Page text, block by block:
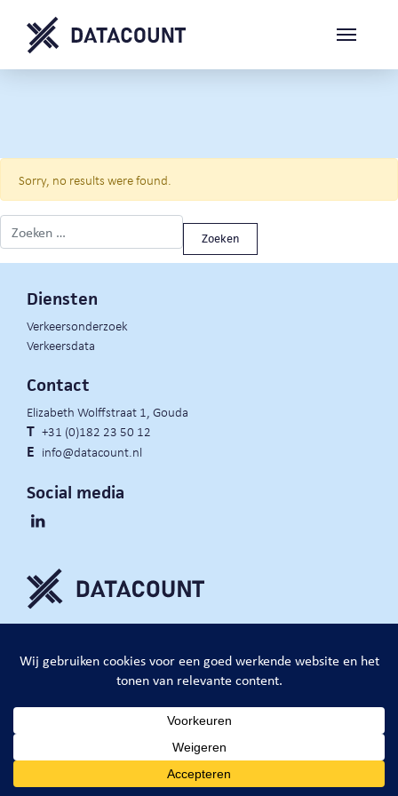
Sorry, no results were found.
Zoeken naar:
Diensten
Verkeersonderzoek
Verkeersdata
Contact
Elizabeth Wolffstraat 1, Gouda
T +31 (0)182 23 50 12
E info@datacount.nl
Social media
DataCount B.V.
privacy policy
algemene voorwaarden